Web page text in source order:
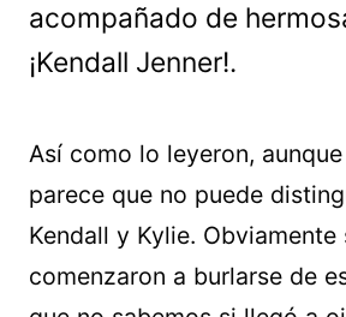
acompañado de
¡Kendall Jenner!.
Así como lo leyeron,
parece que no puede
Kendall y Kylie.
comenzaron a burlarse de